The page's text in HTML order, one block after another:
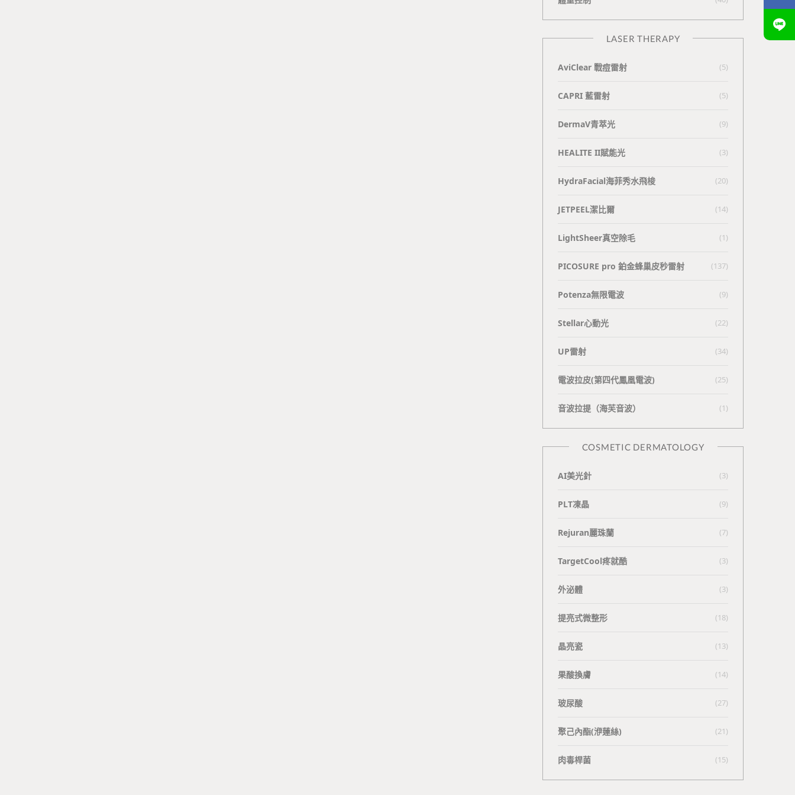
LASER THERAPY
AviClear 戰痘雷射 (5)
CAPRI 藍雷射 (5)
DermaV青萃光 (9)
HEALITE II賦能光 (3)
HydraFacial海菲秀水飛梭 (20)
JETPEEL潔比爾 (14)
LightSheer真空除毛 (1)
PICOSURE pro 鉑金蜂巢皮秒雷射 (137)
Potenza無限電波 (9)
Stellar心動光 (22)
UP雷射 (34)
電波拉皮(第四代鳳凰電波) (25)
⾳波拉提（海芙⾳波） (1)
COSMETIC DERMATOLOGY
AI美光針 (3)
PLT凍晶 (9)
Rejuran麗珠蘭 (7)
TargetCool疼就酷 (3)
外泌體 (3)
提亮式微整形 (18)
晶亮瓷 (13)
果酸換膚 (14)
玻尿酸 (27)
聚己內酯(洢蓮絲) (21)
肉毒桿菌 (15)